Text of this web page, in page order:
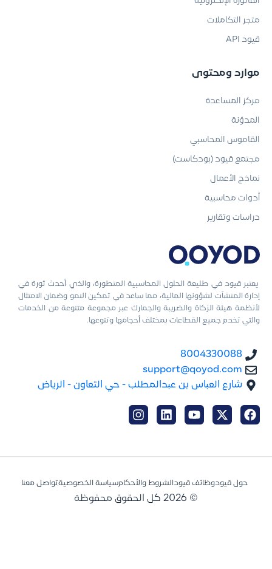
يعتبر قيود في طليعة الحلول المحاسبية المتطورة، والذي أحدث ثورة في
إدارة المنشآت لشؤونها المالية، مما ساعد في تمكين النمو وضمان الامتثال
لأنظمة هيئة الزكاة والضريبة والجمارك عبر مجموعة متنوعة من الخدمات
والتي تخدم جميع القطاعات بمختلف أحجامها وتنوعها.
8004330088
support@qoyod.com
شارع العباس بن عبدالمطلب - حي التعاون - الرياض
متجر التكاملات
قيود API
موارد ومحتوى
مركز المساعدة
المدوّنة
القاموس المحاسبي
مجتمع قيود (بودكاست)
نماذج الأعمال
أدوات محاسبية
دراسات وتقارير
حول قيودوظائف قيود الشروط والأحكامسياسة الخصوصيةتواصل معنا
© 2026 كل الحقوق محفوظة